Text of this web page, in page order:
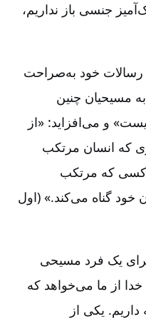
جنسی باز نداریم،
رسالات خود به‌صراحت
مسیحیان چنین
و می‌افزاید: «از
که انسان مرتکب
کسی که مرتکب
گناه می‌کند.» (اول
برای یک فرد مسیحی
از ما می‌خواهد که
یکی از